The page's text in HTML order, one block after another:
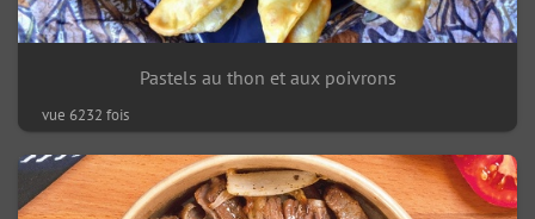
Pastels au thon et aux poivrons
vue 6232 fois